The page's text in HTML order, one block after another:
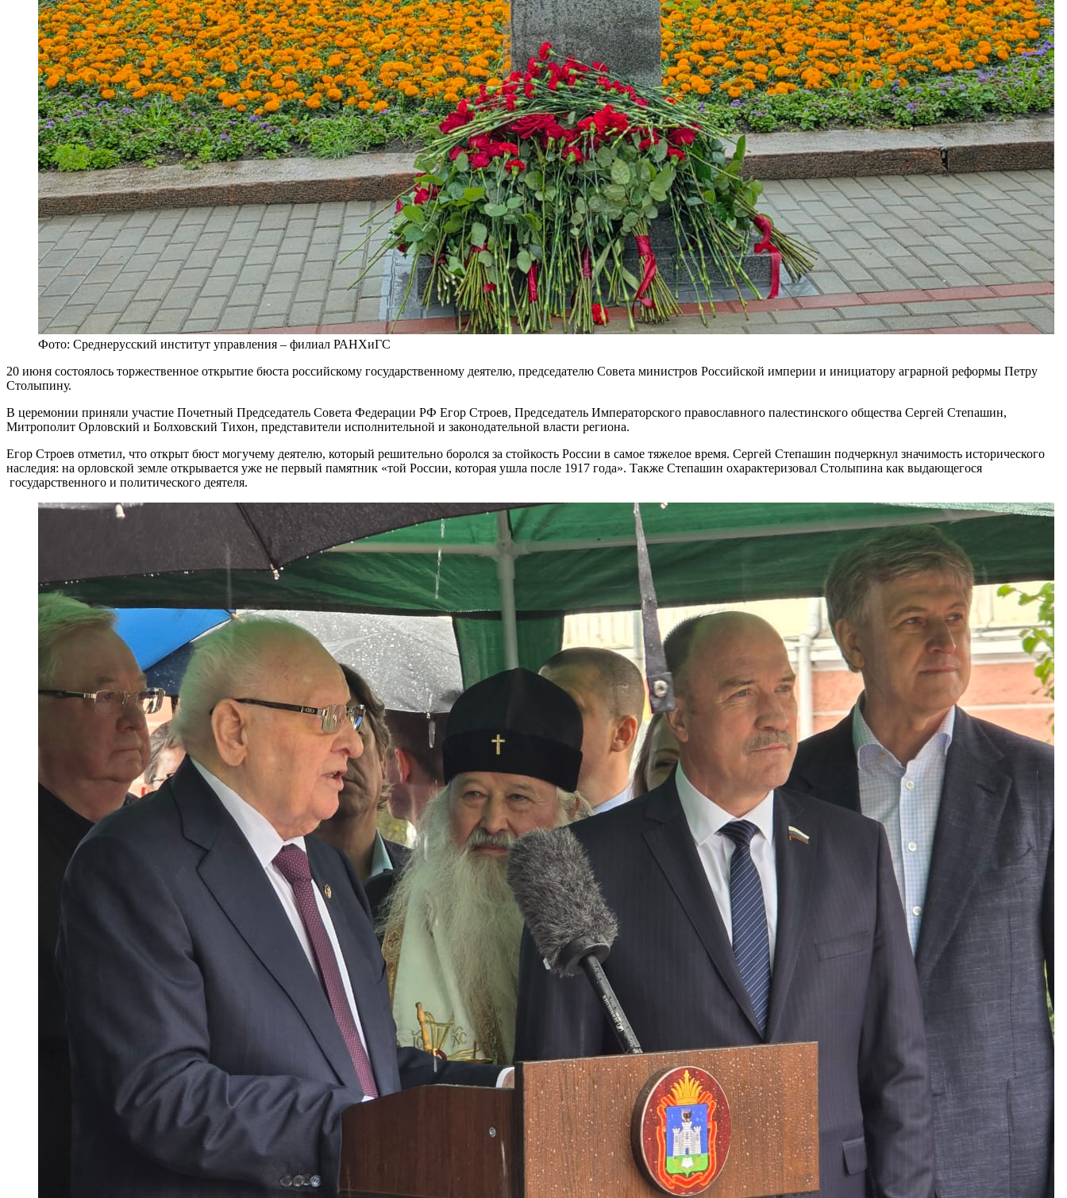
Фото: Среднерусский институт управления – филиал РАНХиГС
20 июня состоялось торжественное открытие бюста российскому государственному деятелю, председателю Совета министров Российской империи и инициатору аграрной реформы Петру
Столыпину.
В церемонии приняли участие Почетный Председатель Совета Федерации РФ Егор Строев, Председатель Императорского православного палестинского общества Сергей Степашин,
Митрополит Орловский и Болховский Тихон, представители исполнительной и законодательной власти региона.
Егор Строев отметил, что открыт бюст могучему деятелю, который решительно боролся за стойкость России в самое тяжелое время. Сергей Степашин подчеркнул значимость исторического
наследия: на орловской земле открывается уже не первый памятник «той России, которая ушла после 1917 года». Также Степашин охарактеризовал Столыпина как выдающегося
государственного и политического деятеля.